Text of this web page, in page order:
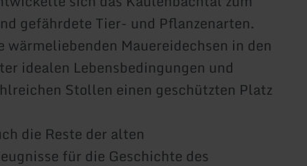
gefährdete Tier- und Pflanzenarten.
wärmeliebenden Mauereidechsen in den
idealen Lebensbedingungen und
Stollen einen geschützten Platz
die Reste der alten
für die Geschichte des